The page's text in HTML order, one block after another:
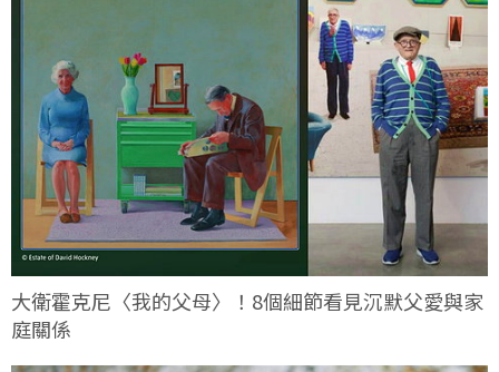
大衛霍克尼〈我的父母〉！8個細節看見沉默父愛與家
庭關係